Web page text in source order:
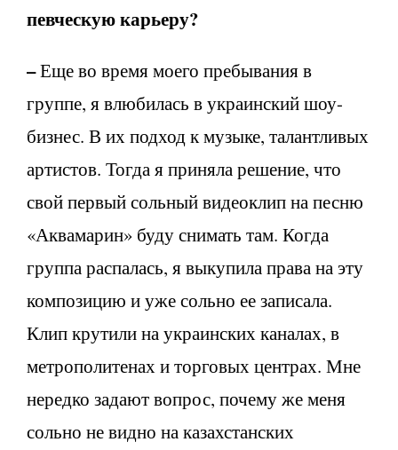
певческую карьеру?
–Еще во время моего пребывания в
группе, я влюбилась в украинский шоу-
бизнес. В их подход к музыке, талантливых
артистов. Тогда я приняла решение, что
свой первый сольный видеоклип на песню
«Аквамарин» буду снимать там. Когда
группа распалась, я выкупила права на эту
композицию и уже сольно ее записала.
Клип крутили на украинских каналах, в
метрополитенах и торговых центрах. Мне
нередко задают вопрос, почему же меня
сольно не видно на казахстанских